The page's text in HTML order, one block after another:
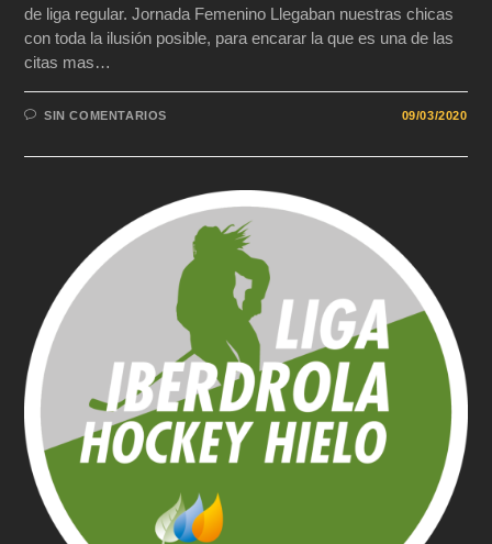
de liga regular. Jornada Femenino Llegaban nuestras chicas
con toda la ilusión posible, para encarar la que es una de las
citas mas…
SIN COMENTARIOS 09/03/2020